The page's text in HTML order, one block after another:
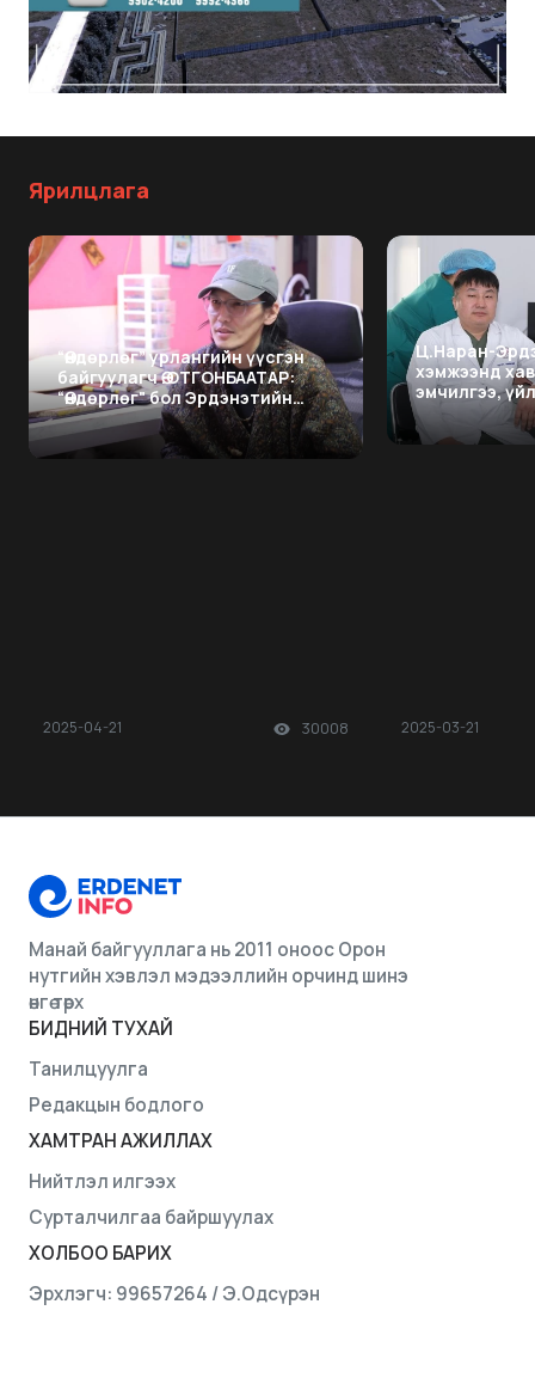
Ярилцлага
“Өндөрлөг” урлангийн үүсгэн
байгуулагч Ө.ОТГОНБААТАР:
“Өндөрлөг" бол Эрдэнэтийн
брэнд
2025-04-21 30008
Ц.Наран-
хэмжээнд
эмчилгээ,
тулгуур төв
2025-03-21
Манай байгууллага нь 2011 оноос Орон
нутгийн хэвлэл мэдээллийн орчинд шинэ
өнгө төрх
БИДНИЙ ТУХАЙ
Танилцуулга
Редакцын бодлого
ХАМТРАН АЖИЛЛАХ
Нийтлэл илгээх
Сурталчилгаа байршуулах
ХОЛБОО БАРИХ
Эрхлэгч: 99657264 / Э.Одсүрэн